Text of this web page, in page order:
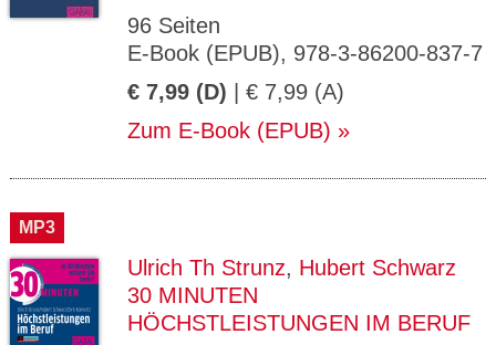
96 Seiten
E-Book (EPUB), 978-3-86200-837-7
€ 7,99 (D) | € 7,99 (A)
Zum E-Book (EPUB)
MP3
Ulrich Th Strunz, Hubert Schwarz
30 MINUTEN
HÖCHSTLEISTUNGEN IM BERUF